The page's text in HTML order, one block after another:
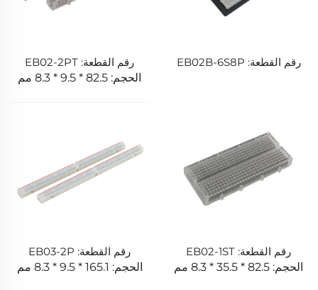
رقم القطعة: EB02B-6S8P
رقم القطعة: EB02-2PT
الحجم: 82.5 * 9.5 * 8.3 مم
رقم القطعة: EB02-1ST
الحجم: 82.5 * 35.5 * 8.3 مم
رقم القطعة: EB03-2P
الحجم: 165.1 * 9.5 * 8.3 مم